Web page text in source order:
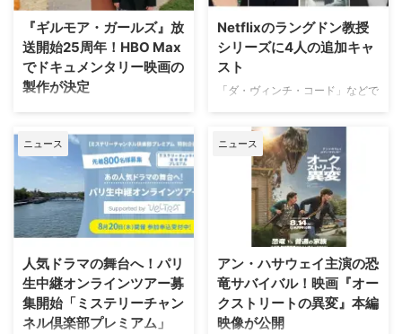
『ギルモア・ガールズ』放
送開始25周年！HBO Max
でドキュメンタリー映画の
製作が決定
ワーナー・ブラザース・テレビジ
ードラマの金字塔『ギルモア・ガ
ールズ』を振り返る初の公式ドキ
ュメンタリー映画を制作中である
ことが明らかになった。2000年
から2007年にかけて放送され、
いまなお絶大な人気を誇る本作。
初放送から25年以上を経て誕生
する今作は、HBO Maxにて配信
される予定だ。監督を務めるの
は、ドキュメンタリー映画『ある
アスリートの告発』で高い評価を
Netflixのラングドン教授
シリーズに4人の追加キャ
スト
「ダ・ヴィンチ・コード」などで
セラー小説、ロバート・ラングド
ン教授シリーズ最新作「シークレ
ット・オブ・シークレッツ」のド
ラマ化をNetflixが進めていること
は、当サイトで以前お伝えした通
り。その追加キャストが明らかに
なった。米Deadlineが伝えてい
ード』出演者が参加 2000年の
「天使と悪魔」を皮切りに、
「ダ・ヴィンチ・コード」「ロス
ト・シンボル」「インフェルノ」
ニュース
人気ドラマの舞台へ！パリ
生中継オンラインツアー募
集開始「ミステリーチャン
ネル倶楽部プレミアム」
ニュース
アン・ハサウェイ主演の恐
竜サバイバル！映画『オー
クストリートの異変』本編
映像が公開